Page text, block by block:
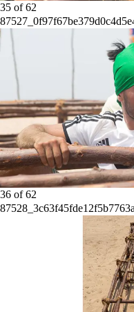
35 of62
36 of62